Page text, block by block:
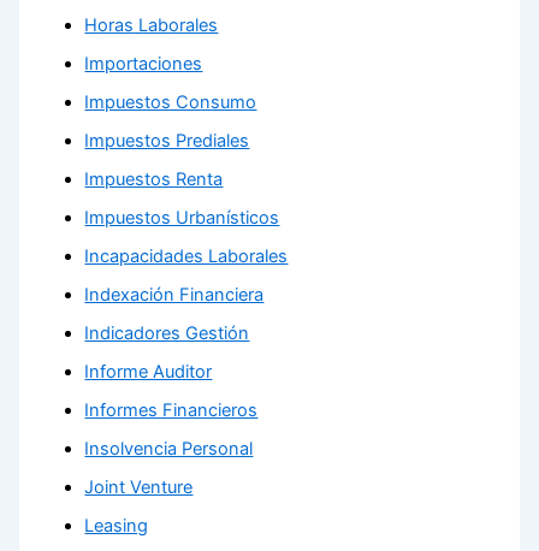
Horas Laborales
Importaciones
Impuestos Consumo
Impuestos Prediales
Impuestos Renta
Impuestos Urbanísticos
Incapacidades Laborales
Indexación Financiera
Indicadores Gestión
Informe Auditor
Informes Financieros
Insolvencia Personal
Joint Venture
Leasing